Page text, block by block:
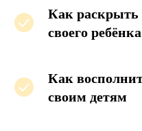
Как
своего ребёнка
Как
своим детям